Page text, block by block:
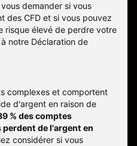
demander si vous
des CFD et si vous pouvez
risque élevé de perdre votre
notre Déclaration de
complexes et comportent
d'argent en raison de
% des comptes
de l'argent en
considérer si vous